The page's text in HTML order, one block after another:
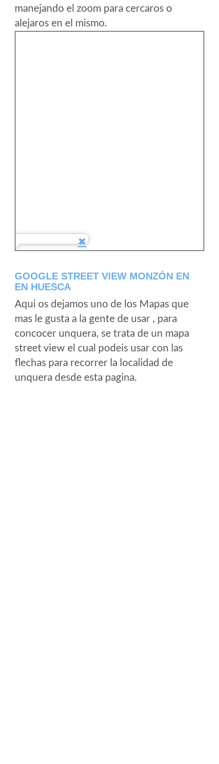
manejando el zoom para cercaros o
alejaros en el mismo.
GOOGLE STREET VIEW MONZÓN EN
EN HUESCA
Aqui os dejamos uno de los Mapas que
mas le gusta a la gente de usar , para
concocer unquera, se trata de un mapa
street view el cual podeis usar con las
flechas para recorrer la localidad de
unquera desde esta pagina.